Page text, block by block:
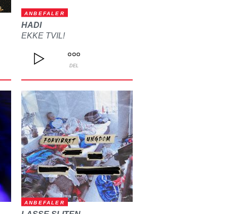
ANBEFALER
HADI
EKKE TVIL!
DEL
ANBEFALER